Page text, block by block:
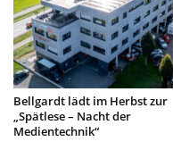
Bellgardt lädt im Herbst zur
„Spätlese – Nacht der
Medientechnik“